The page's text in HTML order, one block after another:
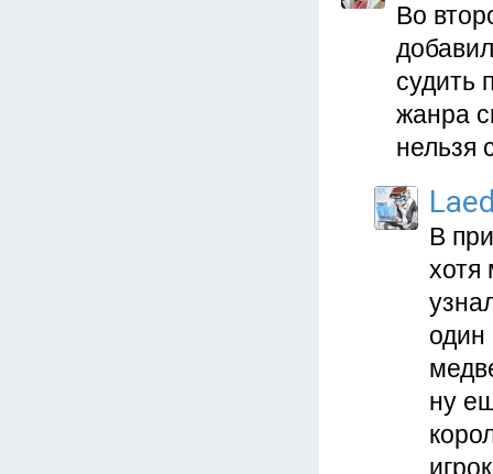
Во
судить
жанра
нельзя
В
хотя
один
ну